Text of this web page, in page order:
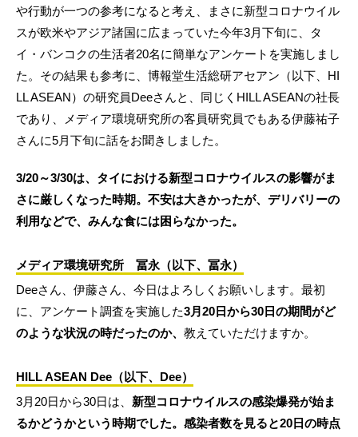
や行動が一つの参考になると考え、まさに新型コロナウイル
スが欧米やアジア諸国に広まっていた今年3月下旬に、タ
イ・バンコクの生活者20名に簡単なアンケートを実施しまし
た。その結果も参考に、博報堂生活総研アセアン（以下、HI
LL ASEAN）の研究員Deeさんと、同じくHILL ASEANの社長
であり、メディア環境研究所の客員研究員でもある伊藤祐子
さんに5月下旬に話をお聞きしました。
3/20～3/30は、タイにおける新型コロナウイルスの影響がま
さに厳しくなった時期。不安は大きかったが、デリバリーの
利用などで、みんな食には困らなかった。
メディア環境研究所 冨永（以下、冨永）
Deeさん、伊藤さん、今日はよろしくお願いします。最初
に、アンケート調査を実施した3月20日から30日の期間がど
のような状況の時だったのか、 教えていただけますか。
HILL ASEAN Dee（以下、Dee）
3月20日から30日は、 新型コロナウイルスの感染爆発が始ま
るかどうかという時期でした。感染者数を見ると20日の時点